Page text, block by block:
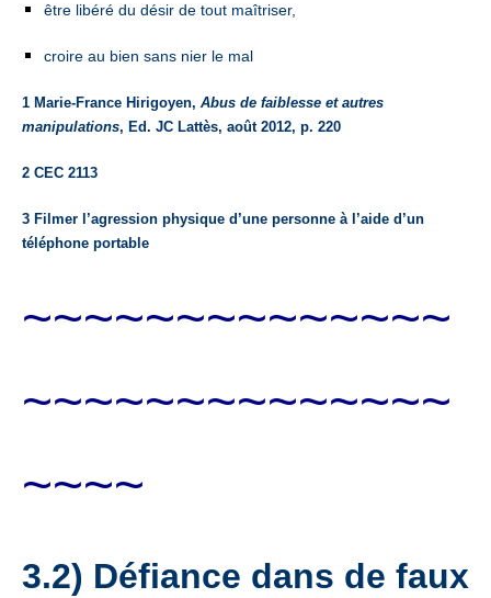
être libéré du désir de tout maîtriser,
croire au bien sans nier le mal
1 Marie-France Hirigoyen, Abus de faiblesse et autres
manipulations, Ed. JC Lattès, août 2012, p. 220
2 CEC 2113
3 Filmer l’agression physique d’une personne à l’aide d’un
téléphone portable
~~~~~~~~~~~~~~
~~~~~~~~~~~~~~
~~~~
3.2) Défiance dans de faux